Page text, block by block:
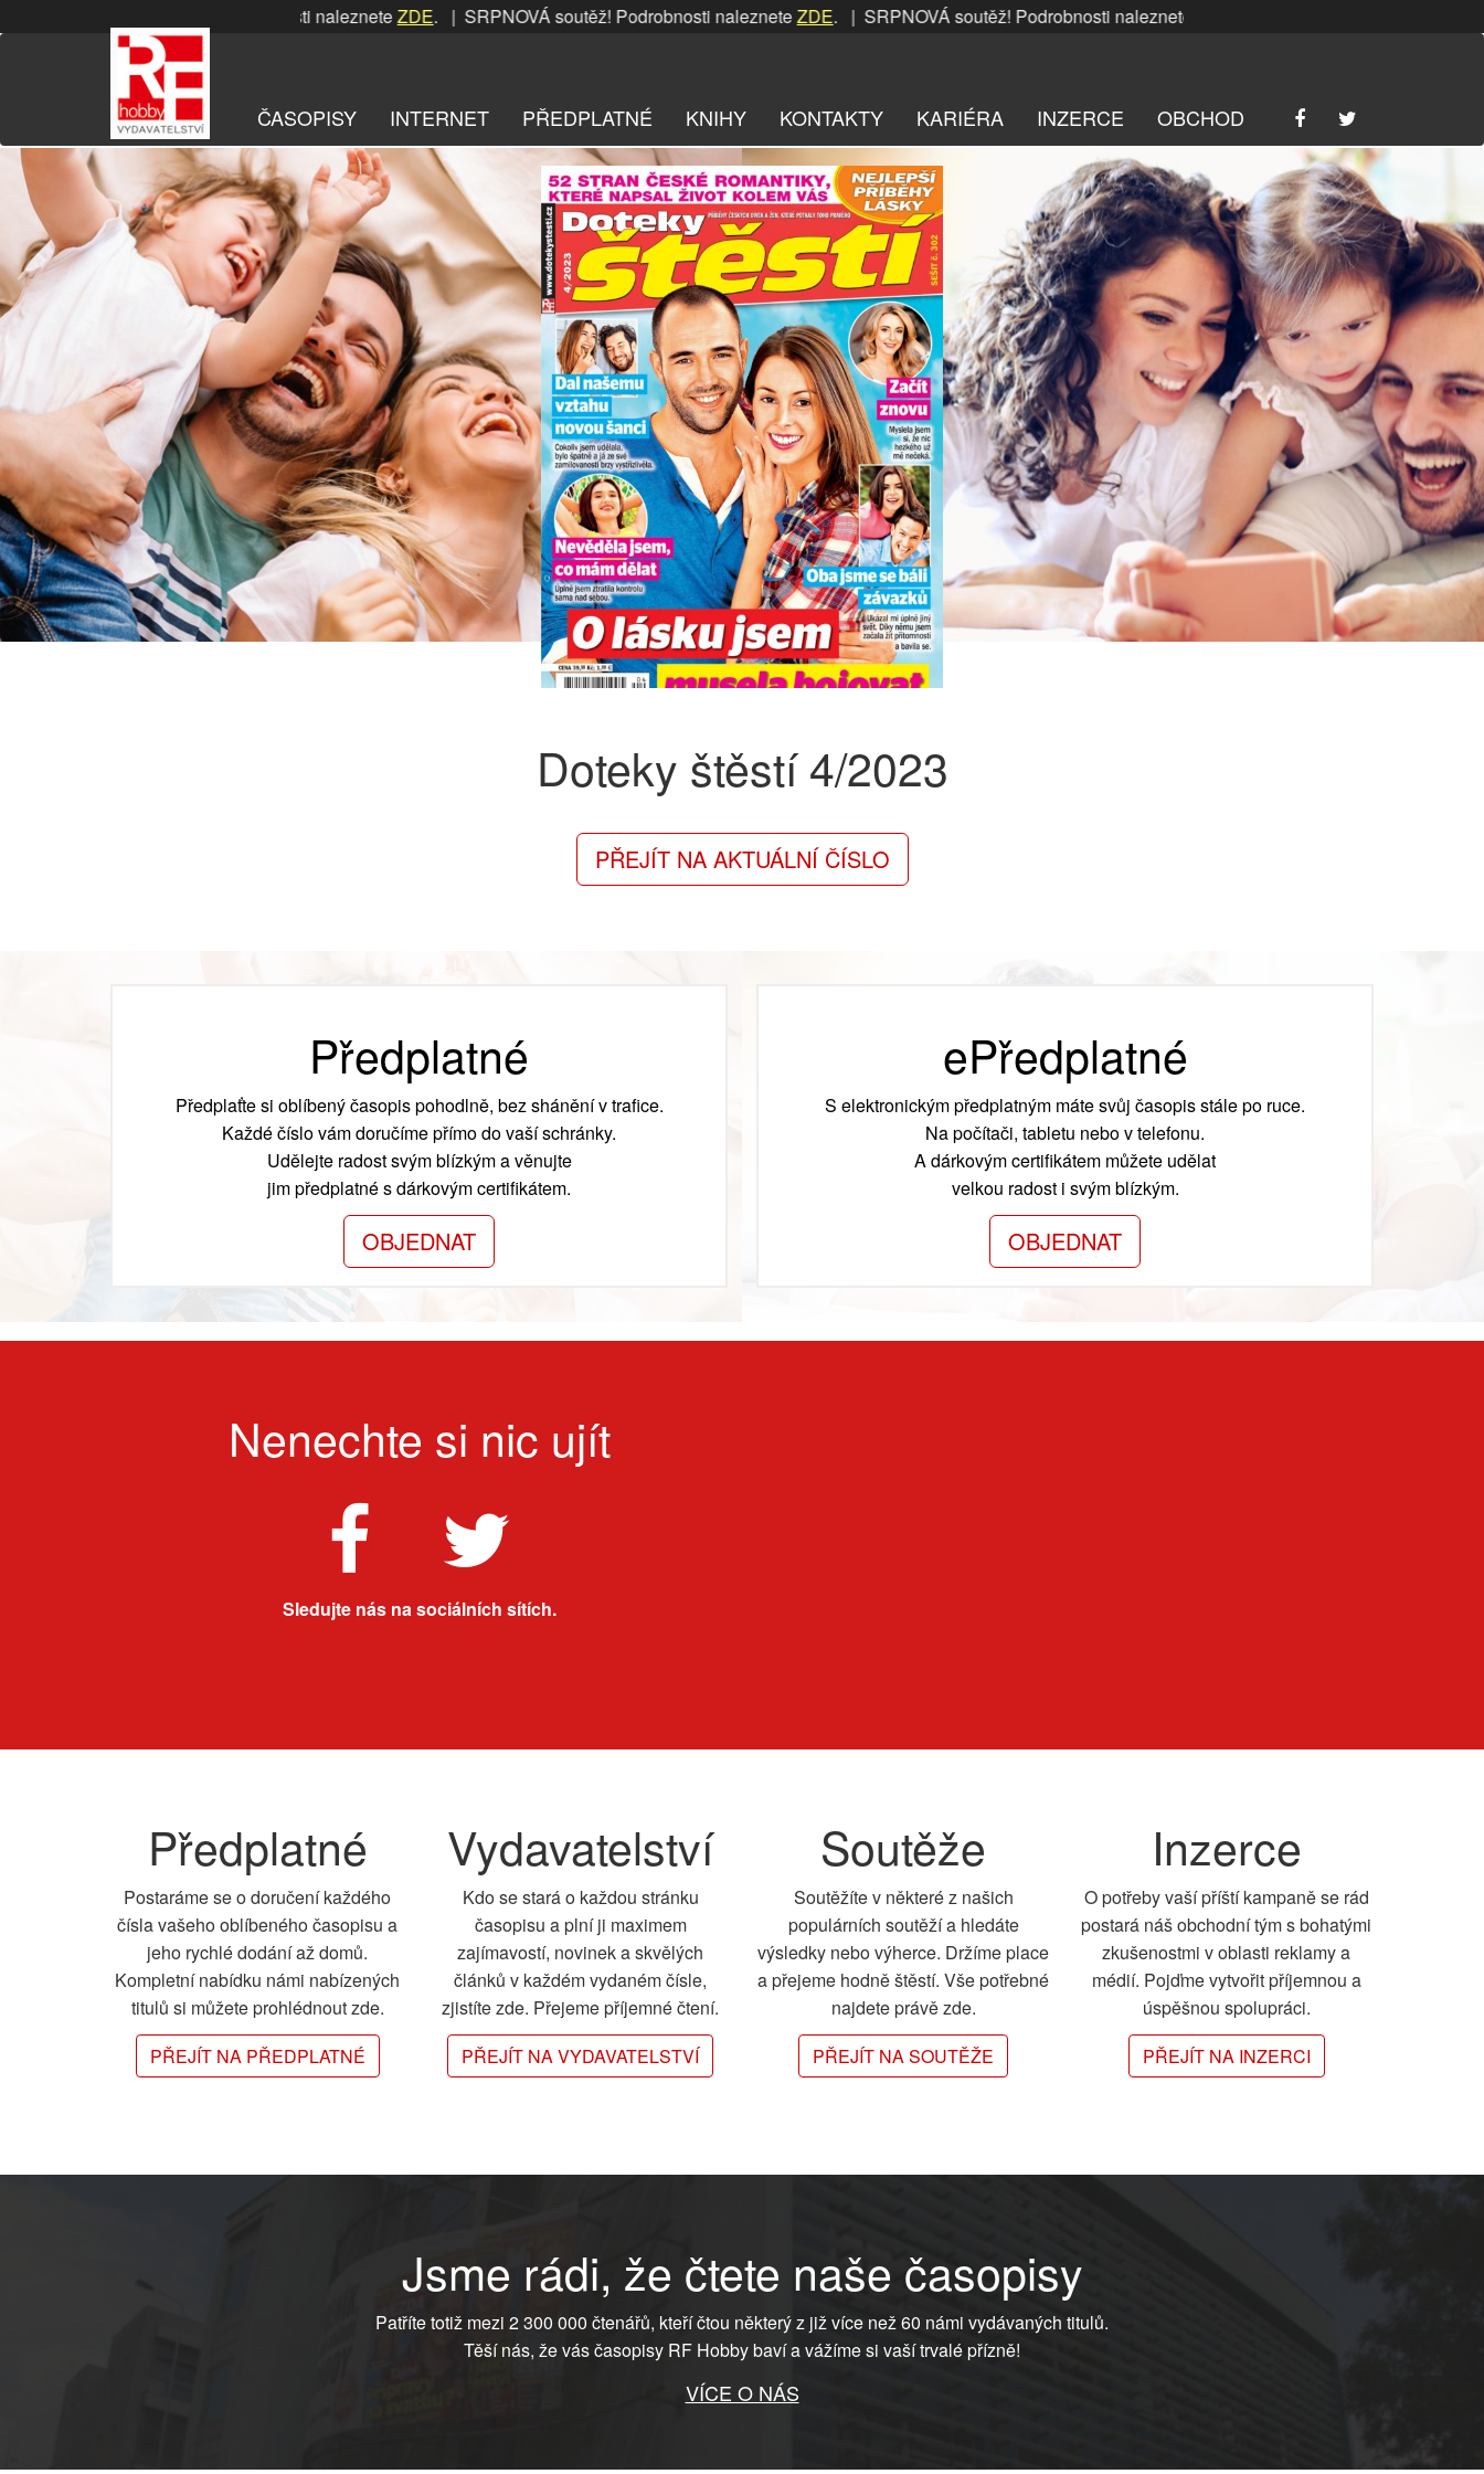
na
soutěž! Podrobnosti nalezneteZDE. | SRPNOVÁ soutěž! Podrobnosti nalezneteZDE. | SRPNOVÁ soutěž! Podrobnosti nalezneteZDE. | SRPNOVÁ soutěž! Podrobnosti
ČASOPISY INTERNET PŘEDPLATNÉ KNIHY KONTAKTY KARIÉRA INZERCE OBCHOD
Doteky štěstí4/2023
PŘEJÍT NA AKTUÁLNÍ ČÍSLO
Předplatné
Předplaťte si oblíbený časopis pohodlně, bez shánění v trafice.
Každé číslo vám doručíme přímo do vaší schránky.
Udělejte radost svým blízkým a věnujte
jim předplatné s dárkovým certifikátem.
OBJEDNAT
ePředplatné
S elektronickým předplatným máte svůj časopis stále po ruce.
Na počítači, tabletu nebo v telefonu.
A dárkovým certifikátem můžete udělat
velkou radost i svým blízkým.
OBJEDNAT
Nenechte si nic ujít
Sledujte nás na sociálních sítích.
Předplatné
Postaráme se o doručení každého
čísla vašeho oblíbeného časopisu a
jeho rychlé dodání až domů.
Kompletní nabídku námi nabízených
titulů si můžete prohlédnout zde.
PŘEJÍT NA PŘEDPLATNÉ
Vydavatelství
Kdo se stará o každou stránku
časopisu a plní ji maximem
zajímavostí, novinek a skvělých
článků v každém vydaném čísle,
zjistíte zde. Přejeme příjemné čtení.
PŘEJÍT NA VYDAVATELSTVÍ
Soutěže
Soutěžíte v některé z našich
populárních soutěží a hledáte
výsledky nebo výherce. Držíme place
a přejeme hodně štěstí. Vše potřebné
najdete právě zde.
PŘEJÍT NA SOUTĚŽE
Inzerce
O potřeby vaší příští kampaně se rád
postará náš obchodní tým s bohatými
zkušenostmi v oblasti reklamy a
médií. Pojďme vytvořit příjemnou a
úspěšnou spolupráci.
PŘEJÍT NA INZERCI
Jsme rádi, že čtete naše časopisy
Patříte totiž mezi 2 300 000 čtenářů, kteří čtou některý z již více než 60 námi vydávaných titulů.
Těší nás, že vás časopisy RF Hobby baví a vážíme si vaší trvalé přízně!
VÍCE O NÁS